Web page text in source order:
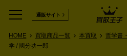
通販サイト
HOME 買取商品一覧 本買取 哲学書
学 / 國分功一郎